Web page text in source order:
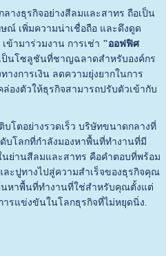
างธุรกิจอย่างสีลมและสาทร ถือเป็น
ณ์ เพิ่มความน่าเชื่อถือ และดึงดูด
ข้ามาร่วมงาน การเช่า "ออฟฟิศ
ป็นโซลูชันที่ชาญฉลาดสำหรับองค์กร
างการเงิน ลดความยุ่งยากในการ
องตัวให้ธุรกิจสามารถปรับตัวเข้ากับ
โตอย่างรวดเร็ว บริษัทขนาดกลางที่
บโลกที่กำลังมองหาพื้นที่ทำงานที่มี
ย่านสีลมและสาทร คือคำตอบที่พร้อม
ะปูทางไปสู่ความสำเร็จของธุรกิจคุณ
หาพื้นที่ทำงานที่ใช่สำหรับคุณตั้งแต่
ารแข่งขันในโลกธุรกิจที่ไม่หยุดนิ่ง.